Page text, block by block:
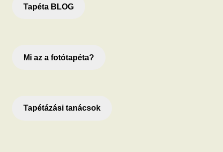
Tapéta BLOG
Mi az a fotótapéta?
Tapétázási tanácsok